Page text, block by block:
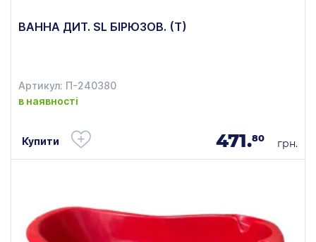
ВАННА ДИТ. SL БІРЮЗОВ. (Т)
Артикул: П-240380
в наявності
Купити 471.80 грн.